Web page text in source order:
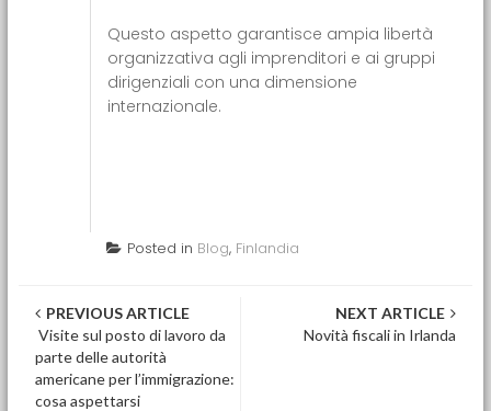
Questo aspetto garantisce ampia libertà
organizzativa agli imprenditori e ai gruppi
dirigenziali con una dimensione
internazionale.
Posted in Blog, Finlandia
Post navigation
PREVIOUS ARTICLE
Visite sul posto di lavoro da
parte delle autorità
americane per l’immigrazione:
cosa aspettarsi
NEXT ARTICLE
Novità fiscali in Irlanda